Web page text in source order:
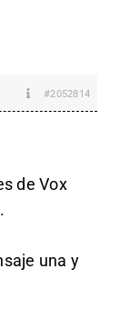
#2052814
de Vox
una y